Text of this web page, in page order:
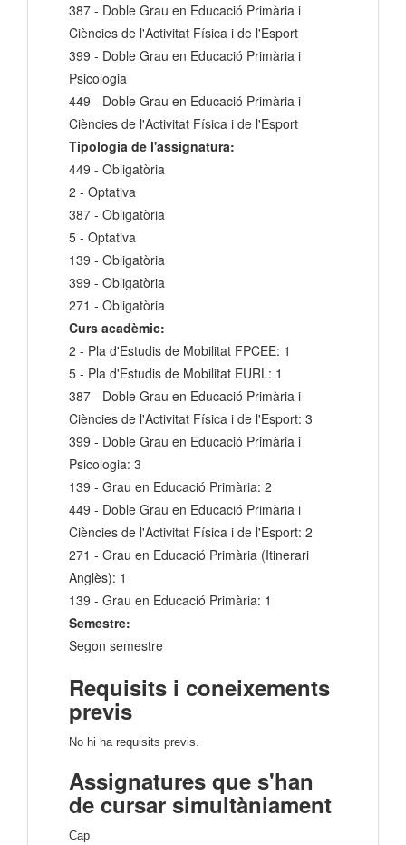
387 - Doble Grau en Educació Primària i
Ciències de l'Activitat Física i de l'Esport
399 - Doble Grau en Educació Primària i
Psicologia
449 - Doble Grau en Educació Primària i
Ciències de l'Activitat Física i de l'Esport
Tipologia de l'assignatura:
449 - Obligatòria
2 - Optativa
387 - Obligatòria
5 - Optativa
139 - Obligatòria
399 - Obligatòria
271 - Obligatòria
Curs acadèmic:
2 - Pla d'Estudis de Mobilitat FPCEE: 1
5 - Pla d'Estudis de Mobilitat EURL: 1
387 - Doble Grau en Educació Primària i
Ciències de l'Activitat Física i de l'Esport: 3
399 - Doble Grau en Educació Primària i
Psicologia: 3
139 - Grau en Educació Primària: 2
449 - Doble Grau en Educació Primària i
Ciències de l'Activitat Física i de l'Esport: 2
271 - Grau en Educació Primària (Itinerari
Anglès): 1
139 - Grau en Educació Primària: 1
Semestre:
Segon semestre
Requisits i coneixements
previs
No hi ha requisits previs.
Assignatures que s'han
de cursar simultàniament
Cap